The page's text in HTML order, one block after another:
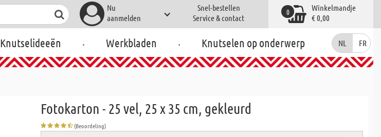
Nu
aanmelden
Snel-bestellen
Service & contact
Winkelmandje
€ 0,00
0
Knutselideeën . Werkbladen . Knutselen op onderwerp NL FR
Fotokarton - 25 vel, 25 x 35 cm, gekleurd
(Beoordeling)